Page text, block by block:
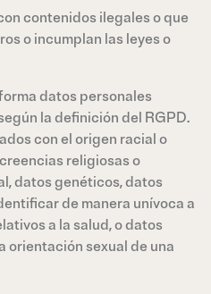
contenidos ilegales o que
o incumplan las leyes o
datos personales
la definición del RGPD.
con el origen racial o
religiosas o
datos genéticos, datos
de manera unívoca a
a la salud, o datos
orientación sexual de una